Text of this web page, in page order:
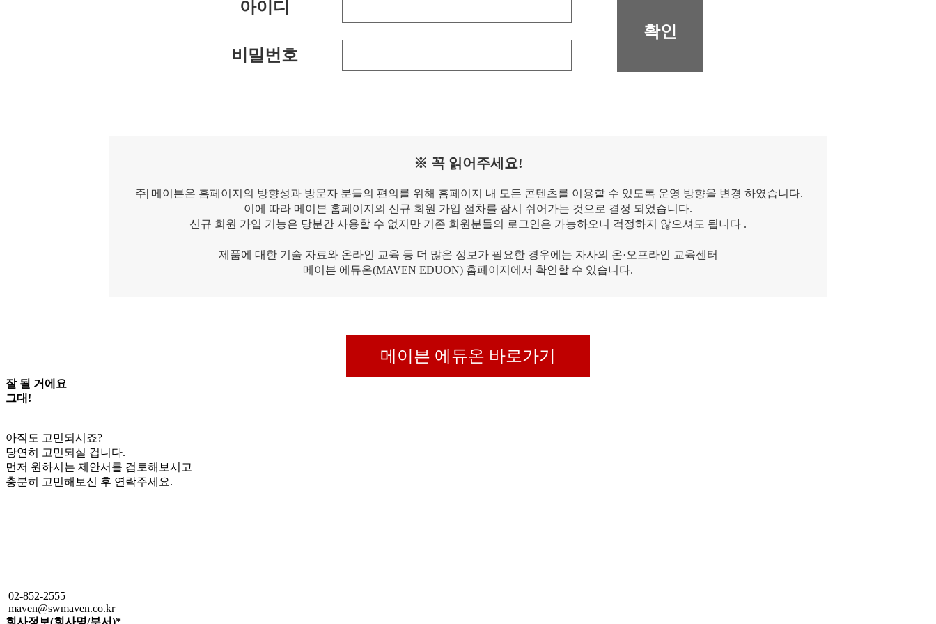
아이디
확인
비밀번호
※ 꼭 읽어주세요!
|주| 메이븐은 홈페이지의 방향성과 방문자 분들의 편의를 위해 홈페이지 내 모든 콘텐츠를 이용할 수 있도록 운영 방향을 변경 하였습니다.
이에 따라 메이븐 홈페이지의 신규 회원 가입 절차를 잠시 쉬어가는 것으로 결정 되었습니다.
신규 회원 가입 기능은 당분간 사용할 수 없지만 기존 회원분들의 로그인은 가능하오니 걱정하지 않으셔도 됩니다 .
제품에 대한 기술 자료와 온라인 교육 등 더 많은 정보가 필요한 경우에는 자사의 온·오프라인 교육센터
메이븐 에듀온(MAVEN EDUON) 홈페이지에서 확인할 수 있습니다.
메이븐 에듀온 바로가기
잘 될 거에요
그대!
아직도 고민되시죠?
당연히 고민되실 겁니다.
먼저 원하시는 제안서를 검토해보시고
충분히 고민해보신 후 연락주세요.
02-852-2555
maven@swmaven.co.kr
회사정보(회사명/부서)*